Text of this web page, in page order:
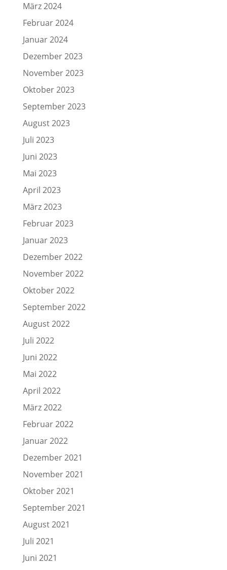
März 2024
Februar 2024
Januar 2024
Dezember 2023
November 2023
Oktober 2023
September 2023
August 2023
Juli 2023
Juni 2023
Mai 2023
April 2023
März 2023
Februar 2023
Januar 2023
Dezember 2022
November 2022
Oktober 2022
September 2022
August 2022
Juli 2022
Juni 2022
Mai 2022
April 2022
März 2022
Februar 2022
Januar 2022
Dezember 2021
November 2021
Oktober 2021
September 2021
August 2021
Juli 2021
Juni 2021